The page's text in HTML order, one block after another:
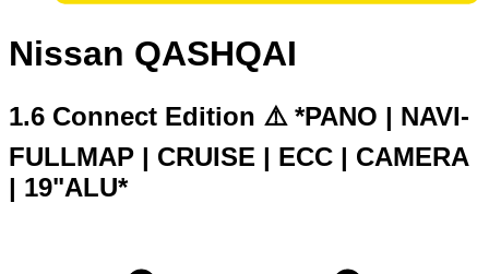
Nissan QASHQAI
1.6 Connect Edition ⚠️ *PANO | NAVI-
FULLMAP | CRUISE | ECC | CAMERA
| 19"ALU*